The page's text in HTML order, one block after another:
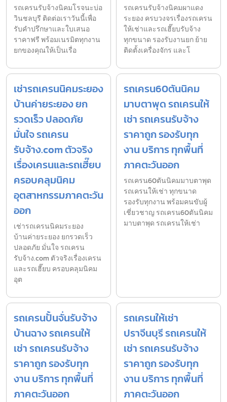
รถเครนรับจ้างนิคมโรจนะบ่อ
วินชลบุรี ติดต่อเราวันนี้เพื่อ
รับคำปรึกษาและใบเสนอ
ราคาฟรี พร้อมเนรมิตทุกงาน
ยกของคุณให้เป็นเรื่อ
รถเครนรับจ้างนิคมผาแดง
ระยอง ครบวงจรเรื่องรถเครน
ให้เช่าและรถเฮี๊ยบรับจ้าง
ทุกขนาด รองรับงานยก ย้าย
ติดตั้งเครื่องจักร และโ
เช่ารถเครนนิคมระยอง
บ้านค่ายระยอง ยก
รวดเร็ว ปลอดภัย
มั่นใจ รถเครน
รับจ้าง.com ตัวจริง
เรื่องเครนและรถเฮี๊ยบ
ครอบคลุมนิคม
อุตสาหกรรมภาคตะวัน
ออก
เช่ารถเครนนิคมระยอง
บ้านค่ายระยอง ยกรวดเร็ว
ปลอดภัย มั่นใจ รถเครน
รับจ้าง.com ตัวจริงเรื่องเครน
และรถเฮี๊ยบ ครอบคลุมนิคม
อุต
รถเครน60ตันนิคม
มาบตาพุด รถเครนให้
เช่า รถเครนรับจ้าง
ราคาถูก รองรับทุก
งาน บริการ ทุกพื้นที่
ภาคตะวันออก
รถเครน60ตันนิคมมาบตาพุด
รถเครนให้เช่า ทุกขนาด
รองรับทุกงาน พร้อมคนขับผู้
เชี่ยวชาญ รถเครน60ตันนิคม
มาบตาพุด รถเครนให้เช่า
รถเครนปั้นจั่นรับจ้าง
บ้านฉาง รถเครนให้
เช่า รถเครนรับจ้าง
ราคาถูก รองรับทุก
งาน บริการ ทุกพื้นที่
ภาคตะวันออก
รถเครนให้เช่า
ปราจีนบุรี รถเครนให้
เช่า รถเครนรับจ้าง
ราคาถูก รองรับทุก
งาน บริการ ทุกพื้นที่
ภาคตะวันออก